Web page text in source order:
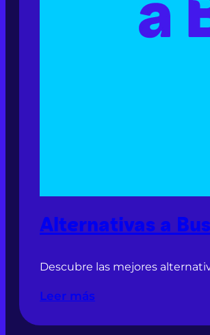
Alternativas a
Descubre las mejores
Leer más